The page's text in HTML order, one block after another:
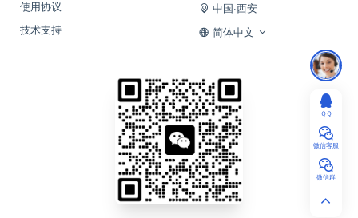
使用协议
技术支持
中国·西安
简体中文
ＱＱ
微信客服
微信群